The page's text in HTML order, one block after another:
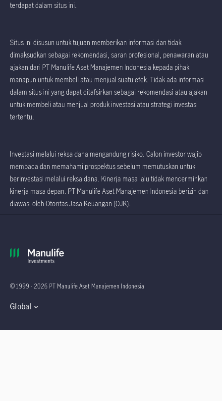
terdapat dalam situs ini.
Situs ini disusun untuk tujuan memberikan informasi dan tidak
dimaksudkan sebagai rekomendasi, saran profesional, penawaran atau
ajakan dari PT Manulife Aset Manajemen Indonesia kepada pihak
manapun untuk membeli atau menjual suatu efek. Tidak ada informasi
dalam situs ini yang dapat ditafsirkan sebagai rekomendasi atau ajakan
untuk membeli atau menjual produk investasi atau strategi investasi
tertentu.
Investasi melalui reksa dana mengandung risiko. Calon investor wajib
membaca dan memahami prospektus sebelum memutuskan untuk
berinvestasi melalui reksa dana. Kinerja masa lalu tidak mencerminkan
kinerja masa depan. PT Manulife Aset Manajemen Indonesia berizin dan
diawasi oleh Otoritas Jasa Keuangan (OJK).
©1999 - 2026 PT Manulife Aset Manajemen Indonesia
Global